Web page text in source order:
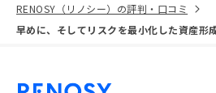
RENOSY（リノシー）の評判・口コミ
早めに、そしてリスクを最小化した資産形